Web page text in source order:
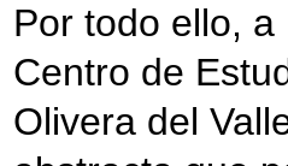
Por todo ello,
Centro de
Olivera del